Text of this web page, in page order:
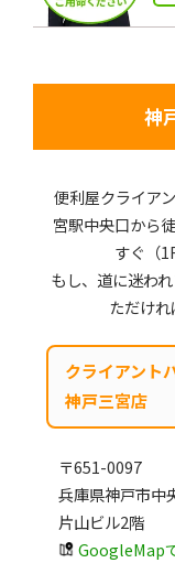
神
便利屋クライア
宮駅中央口から
すぐ（
もし、道に迷わ
ただけれ
クライアント
神戸三宮店
〒651-0097
兵庫県神戸市中
片山ビル2階
GoogleMap